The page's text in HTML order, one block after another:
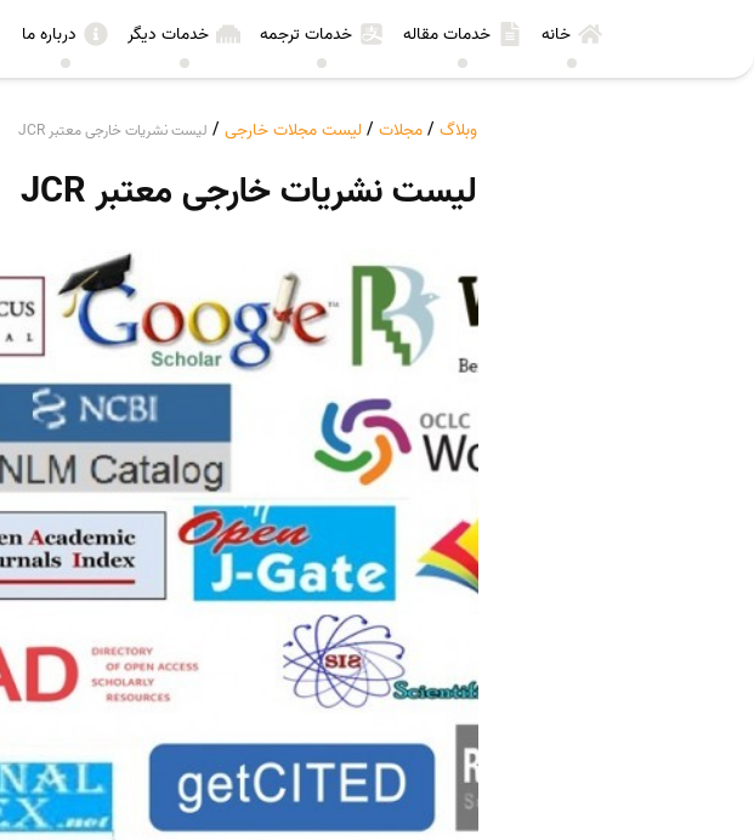
خانه خدمات مقاله خدمات ترجمه خدمات دیگر درباره ما
وبلاگ /مجلات /لیست مجلات خارجی / لیست نشریات خارجی معتبر JCR
لیست نشریات خارجی معتبر JCR